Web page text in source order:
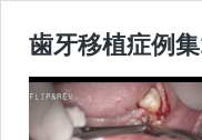
歯牙移植症例